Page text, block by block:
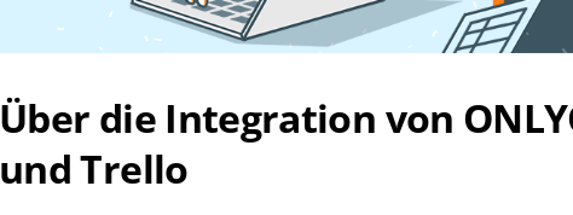
Über die Integration von
und Trello